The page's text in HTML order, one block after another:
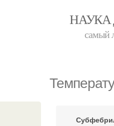
НАУКА
самый